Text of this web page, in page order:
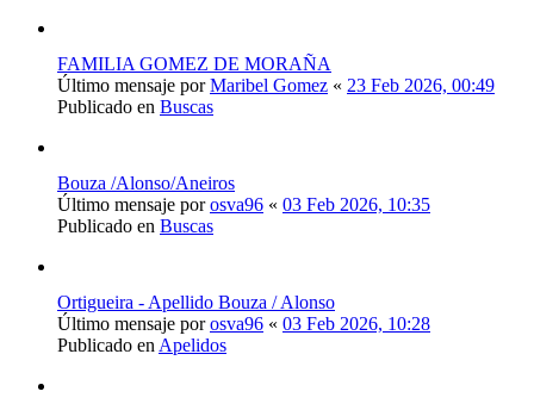
FAMILIA GOMEZ DE MORAÑA
Último mensaje porMaribel Gomez « 23 Feb 2026, 00:49
Publicado en Buscas
Bouza /Alonso/Aneiros
Último mensaje porosva96 « 03 Feb 2026, 10:35
Publicado en Buscas
Ortigueira - Apellido Bouza / Alonso
Último mensaje porosva96 « 03 Feb 2026, 10:28
Publicado en Apelidos